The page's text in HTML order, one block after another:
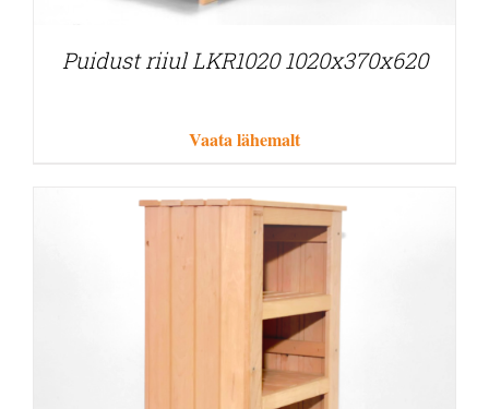
Puidust riiul LKR1020 1020x370x620
Vaata lähemalt